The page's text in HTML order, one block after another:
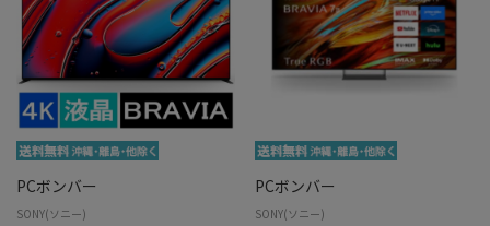
PCボンバー
SONY(ソニー)
PCボンバー
SONY(ソニー)